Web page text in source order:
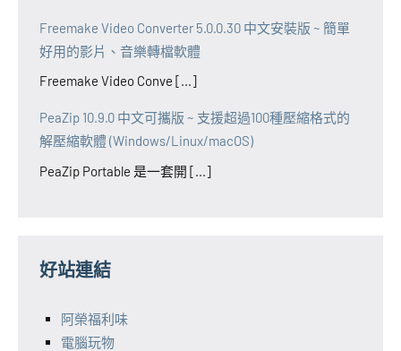
Freemake Video Converter 5.0.0.30 中文安裝版 ~ 簡單
好用的影片、音樂轉檔軟體
Freemake Video Conve [...]
PeaZip 10.9.0 中文可攜版 ~ 支援超過100種壓縮格式的
解壓縮軟體 (Windows/Linux/macOS)
PeaZip Portable 是一套開 [...]
好站連結
阿榮福利味
電腦玩物